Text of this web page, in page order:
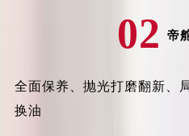
安徽省黄山市屯溪区黄山西
安徽省六安市金安区解放中
安徽省宿州市埇桥区人民
02 帝
全面保养、抛光打磨翻新、
换油